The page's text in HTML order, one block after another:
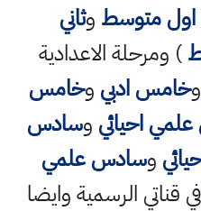
اول متوسط وثاني
) ومرحلة الاعدادية
وخامس ادبي وخامس
احيائي وسادس
وسادس علمي
قناتي الرسمية وايضا